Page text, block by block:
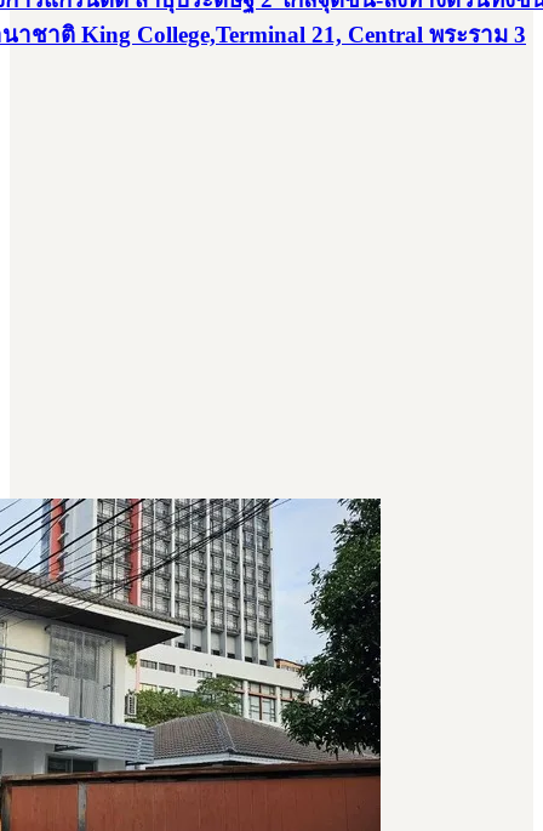
าชาติ King College,Terminal 21, Central พระราม 3